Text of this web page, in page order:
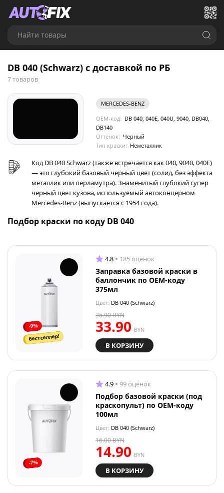
Найти товары
DB 040 (Schwarz) с доставкой по РБ
7 товаров
MERCEDES-BENZ
OEM-код: DB 040, 040E, 040U, 9040, DB040,
DB140
Оттенок: Черный
Тип краски: Неметаллик
Код DB 040 Schwarz (также встречается как 040, 9040, 040E)
— это глубокий базовый черный цвет (солид, без эффекта
металлик или перламутра). Знаменитый глубокий супер
черный цвет кузова, используемый автоконцерном
Mercedes-Benz (выпускается с 1954 года).
Подбор краски по коду DB 040
-9%
бестселлер!
4.8 185 оценок
Заправка базовой краски в
баллончик по OEM-коду
375мл
Цвет: DB 040 (Schwarz)
33.90 BYN
36.90BYN
В КОРЗИНУ
-7%
4.9 99 оценок
Подбор базовой краски (под
краскопульт) по OEM-коду
100мл
Цвет: DB 040 (Schwarz)
14.90 BYN
16.00BYN
В КОРЗИНУ